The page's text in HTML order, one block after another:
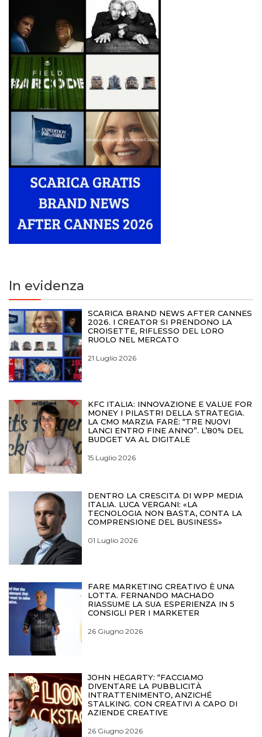
In evidenza
SCARICA BRAND NEWS AFTER CANNES
2026. I CREATOR SI PRENDONO LA
CROISETTE, RIFLESSO DEL LORO
RUOLO NEL MERCATO
21 Luglio 2026
KFC ITALIA: INNOVAZIONE E VALUE FOR
MONEY I PILASTRI DELLA STRATEGIA.
LA CMO MARZIA FARÈ: “TRE NUOVI
LANCI ENTRO FINE ANNO”. L’80% DEL
BUDGET VA AL DIGITALE
15 Luglio 2026
DENTRO LA CRESCITA DI WPP MEDIA
ITALIA. LUCA VERGANI: «LA
TECNOLOGIA NON BASTA, CONTA LA
COMPRENSIONE DEL BUSINESS»
01 Luglio 2026
FARE MARKETING CREATIVO È UNA
LOTTA. FERNANDO MACHADO
RIASSUME LA SUA ESPERIENZA IN 5
CONSIGLI PER I MARKETER
26 Giugno 2026
JOHN HEGARTY: “FACCIAMO
DIVENTARE LA PUBBLICITÀ
INTRATTENIMENTO, ANZICHÉ
STALKING. CON CREATIVI A CAPO DI
AZIENDE CREATIVE
26 Giugno 2026